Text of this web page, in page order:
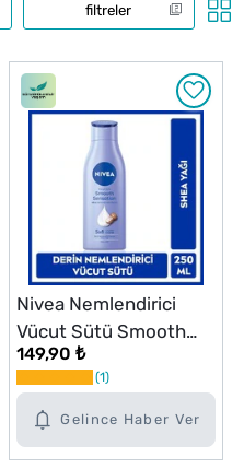
filtreler
Gelince Haber Ver
Nivea Nemlendirici
Vücut Sütü Smooth
Sensation 250 ml Kuru
Ciltler, Shea Yağı
149,90 ₺
1